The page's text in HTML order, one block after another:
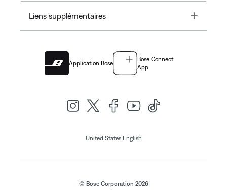
Liens supplémentaires Toggle
Application Bose
Bose Connect
App
United States| English
© Bose Corporation 2026